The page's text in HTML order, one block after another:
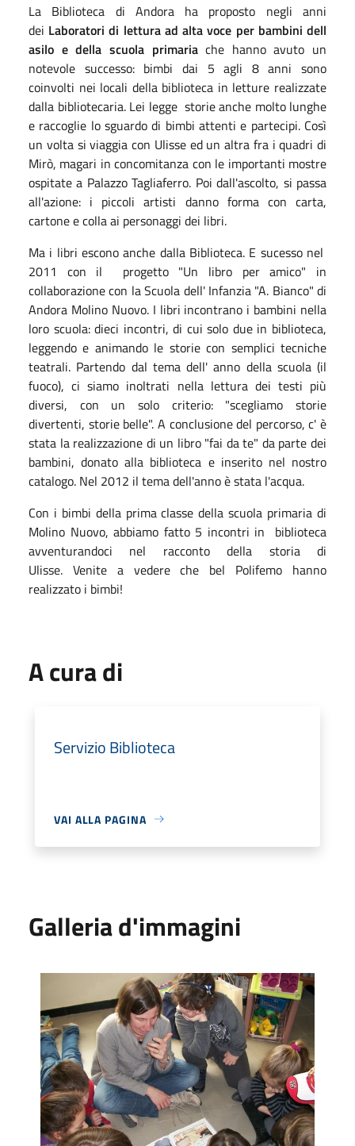
La Biblioteca di Andora ha proposto negli anni
dei Laboratori di lettura ad alta voce per bambini dell
asilo e della scuola primariache hanno avuto un
notevole successo: bimbi dai 5 agli 8 anni sono
coinvolti nei locali della biblioteca in letture realizzate
dalla bibliotecaria. Lei legge storie anche molto lunghe
e raccoglie lo sguardo di bimbi attenti e partecipi. Così
un volta si viaggia con Ulisse ed un altra fra i quadri di
Mirò, magari in concomitanza con le importanti mostre
ospitate a Palazzo Tagliaferro. Poi dall'ascolto, si passa
all'azione: i piccoli artisti danno forma con carta,
cartone e colla ai personaggi dei libri.
Ma i libri escono anche dalla Biblioteca. E sucesso nel
2011 con il progetto "Un libro per amico" in
collaborazione con la Scuola dell' Infanzia "A. Bianco" di
Andora Molino Nuovo. I libri incontrano i bambini nella
loro scuola: dieci incontri, di cui solo due in biblioteca,
leggendo e animando le storie con semplici tecniche
teatrali. Partendo dal tema dell' anno della scuola (il
fuoco), ci siamo inoltrati nella lettura dei testi più
diversi, con un solo criterio: "scegliamo storie
divertenti, storie belle". A conclusione del percorso, c' è
stata la realizzazione di un libro "fai da te" da parte dei
bambini, donato alla biblioteca e inserito nel nostro
catalogo. Nel 2012 il tema dell'anno è stata l'acqua.
Con i bimbi della prima classe della scuola primaria di
Molino Nuovo, abbiamo fatto 5 incontri in biblioteca
avventurandoci nel racconto della storia di
Ulisse. Venite a vedere che bel Polifemo hanno
realizzato i bimbi!
A cura di
Servizio Biblioteca
VAI ALLA PAGINA
Galleria d'immagini
Leggiamo insieme a Raffaella